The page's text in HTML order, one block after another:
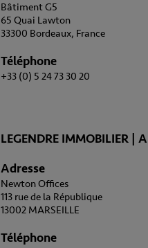
Bâtiment G5
65 Quai Lawton
33300 Bordeaux, France
Téléphone
+33 (0) 5 24 73 30 20
LEGENDRE IMMOBILIER |
Adresse
Newton Offices
113 rue de la République
13002 MARSEILLE
Téléphone